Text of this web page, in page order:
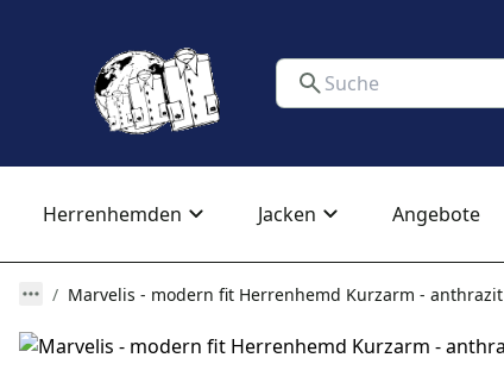
Herrenhemden Jacken Angebote
Marvelis - modern fit Herrenhemd Kurzarm - anthrazit